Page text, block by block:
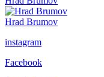
Hrad Brumov
instagram
Facebook